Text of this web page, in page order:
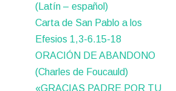
(Latín – español)
Carta de San Pablo a los
Efesios 1,3-6.15-18
ORACIÓN DE ABANDONO
(Charles de Foucauld)
«GRACIAS PADRE POR TU